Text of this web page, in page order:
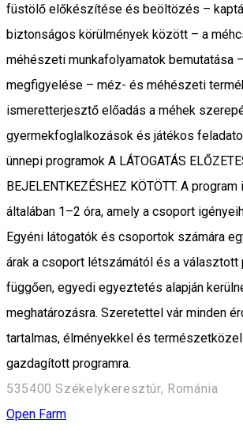
füstölő előkészítése és beöltözés –
biztonságos körülmények között – a
méhészeti munkafolyamatok bemutatása
megfigyelése – méz- és méhészeti
ismeretterjesztő előadás a méhek
gyermekfoglalkozások és játékos
ünnepi programok A LÁTOGATÁS
BEJELENTKEZÉSHEZ KÖTÖTT. A
általában 1–2 óra, amely a csoport
Egyéni látogatók és csoportok számára
árak a csoport létszámától és a választott
függően, egyedi egyeztetés alapján
meghatározásra. Szeretettel vár minden
tartalmas, élményekkel és
gazdagított programra.
535400 Székelykeresztúr, Románia
Open Farm